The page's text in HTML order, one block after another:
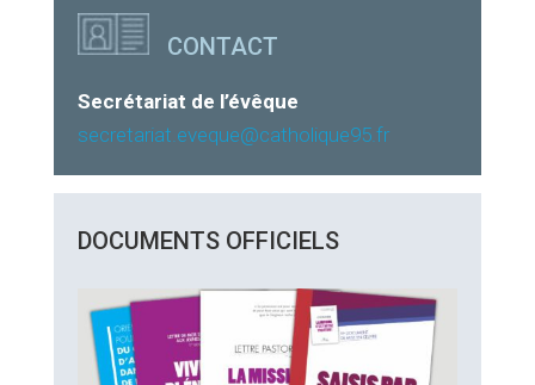
CONTACT
Secrétariat de l’évêque
secretariat.eveque@catholique95.fr
DOCUMENTS OFFICIELS